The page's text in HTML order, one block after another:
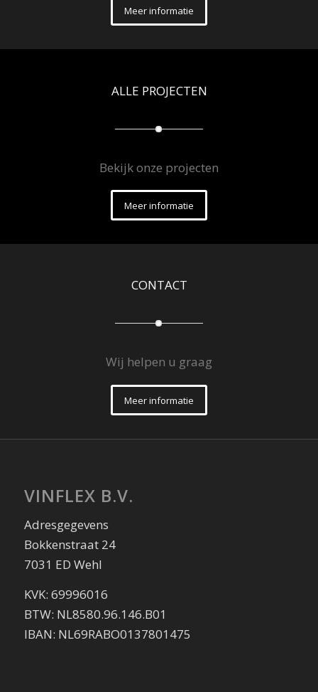
Meer informatie
ALLE PROJECTEN
Bekijk onze projecten
Meer informatie
CONTACT
Wij helpen u graag
Meer informatie
VINFLEX B.V.
Adresgegevens
Bokkenstraat 24
7031 ED Wehl
KVK: 69996016
BTW: NL8580.96.146.B01
IBAN: NL69RABO0137801475